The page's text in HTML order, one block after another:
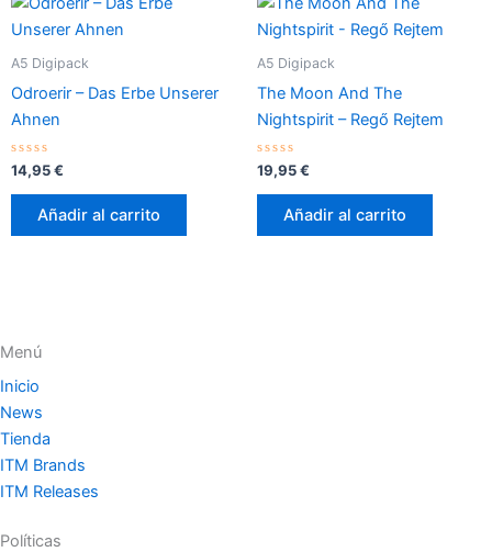
A5 Digipack
Odroerir – Das Erbe Unserer
Ahnen
Valorado
con
0
14,95€
Añadir al carrito
A5 Digipack
The Moon And The
Nightspirit – Regő Rejtem
Valorado
con
0
19,95€
Añadir al carrito
Menú
Inicio
News
Tienda
ITM Brands
ITM Releases
Políticas